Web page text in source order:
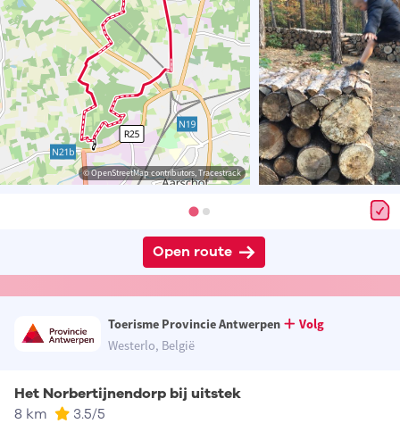
© OpenStreetMap contributors, Tracestrack
Open route
Toerisme Provincie Antwerpen
Volg
Westerlo, België
Het Norbertijnendorp bij uitstek
8 km 3.5/5